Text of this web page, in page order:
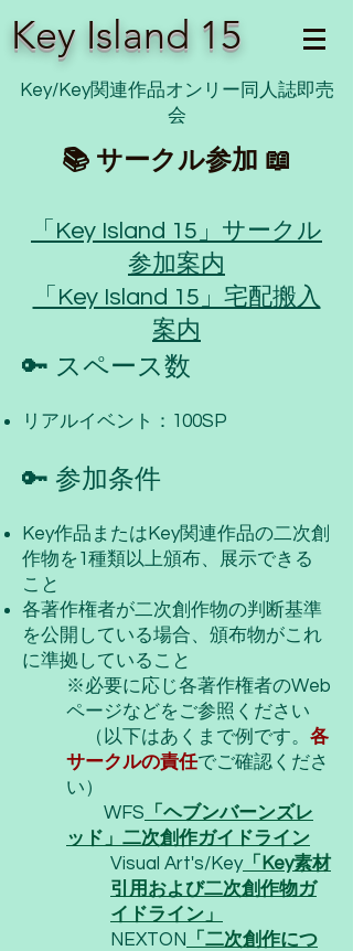
Key Island 15
Key/Key関連作品オンリー同人誌即売
会
📚 サークル参加 📖
​「Key Island 15」サークル
参加案内
「Key Island 15」宅配搬入
案内
🔑 スペース数
リアルイベント：100SP
🔑 参加条件
Key作品またはKey関連作品の二次創
作物を1種類以上頒布、展示できる
こと
各著作権者が二次創作物の判断基準
を公開している場合、頒布物がこれ
に準拠していること
※必要に応じ各著作権者のWeb
ページなどをご参照ください
（以下はあくまで例です。 各
サークルの責任でご確認くださ
い）
​ WFS 「ヘブンバーンズレ
ッド」二次創作ガイドライン
Visual Art's/Key「Key素材
引用および二次創作物ガ
イドライン」
NEXTON
「二次創作につ